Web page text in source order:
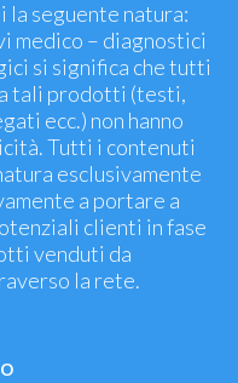
la seguente natura:
medico – diagnostici
si significa che tutti
tali prodotti (testi,
ecc.) non hanno
Tutti i contenuti
esclusivamente
a portare a
clienti in fase
venduti da
la rete.